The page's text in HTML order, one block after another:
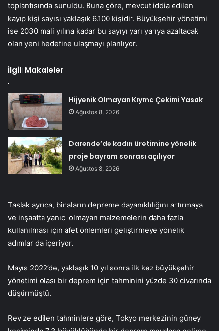
toplantısında sunuldu. Buna göre, mevcut iddia edilen
kayıp kişi sayısı yaklaşık 6.100 kişidir. Büyükşehir yönetimi
ise 2030 mali yılına kadar bu sayıyı yarı yarıya azaltacak
olan yeni hedefine ulaşmayı planlıyor.
İlgili Makaleler
Hijyenik Olmayan Kıyma Çekimi Yasak
Ağustos 8, 2026
Darende’de kadın üretimine yönelik
proje bayram sonrası açılıyor
Ağustos 8, 2026
Taslak ayrıca, binaların depreme dayanıklılığını artırmaya
ve inşaatta yanıcı olmayan malzemelerin daha fazla
kullanılması için afet önlemleri geliştirmeye yönelik
adımlar da içeriyor.
Mayıs 2022’de, yaklaşık 10 yıl sonra ilk kez büyükşehir
yönetimi olası bir deprem için tahminini yüzde 30 civarında
düşürmüştü.
Revize edilen tahminlere göre, Tokyo merkezinin güney